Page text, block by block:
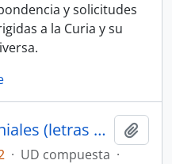
y solicitudes
a la Curia y su
Expedientes matrimoniales (letras A-B) y documentos diversos
· UD compuesta ·